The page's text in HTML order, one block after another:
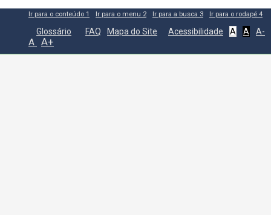
Ir para o conteúdo 1 Ir para o menu 2 Ir para a busca 3 Ir para o rodapé 4
Glossário FAQ Mapa do Site Acessibilidade A A A-
A A+